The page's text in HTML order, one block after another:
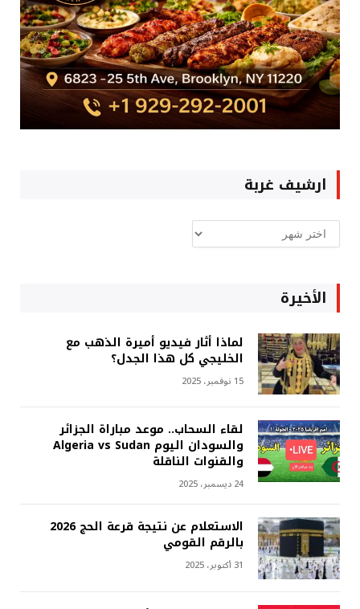
ارشيف غربة
ارشيف
غربة
الأخيرة
لماذا أثار فيديو أميرة الذهب مع
الخليجي كل هذا الجدل؟
15 نوفمبر، 2025
لقاء السحاب.. موعد مباراة الجزائر
والسودان اليوم Algeria vs Sudan
والقنوات الناقلة
24 ديسمبر، 2025
الاستعلام عن نتيجة قرعة الحج 2026
بالرقم القومي
31 أكتوبر، 2025